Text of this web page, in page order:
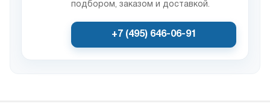
подбором, заказом и доставкой.
+7 (495) 646-06-91